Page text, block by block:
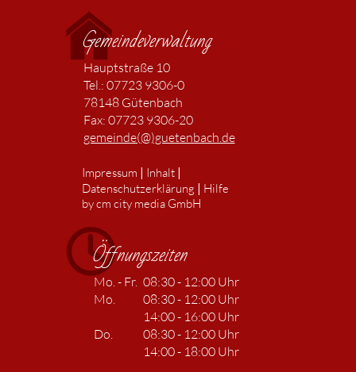
Gemeindeverwaltung
Hauptstraße 10
Tel.: 07723 9306-0
78148 Gütenbach
Fax: 07723 9306-20
gemeinde(@)guetenbach.de
Impressum | Inhalt|
Datenschutzerklärung | Hilfe
by cm city media GmbH
Öffnungszeiten
Mo. - Fr. 08:30 - 12:00 Uhr
Mo.
08:30 - 12:00 Uhr
14:00 - 16:00 Uhr
Do.
08:30 - 12:00 Uhr
14:00 - 18:00 Uhr